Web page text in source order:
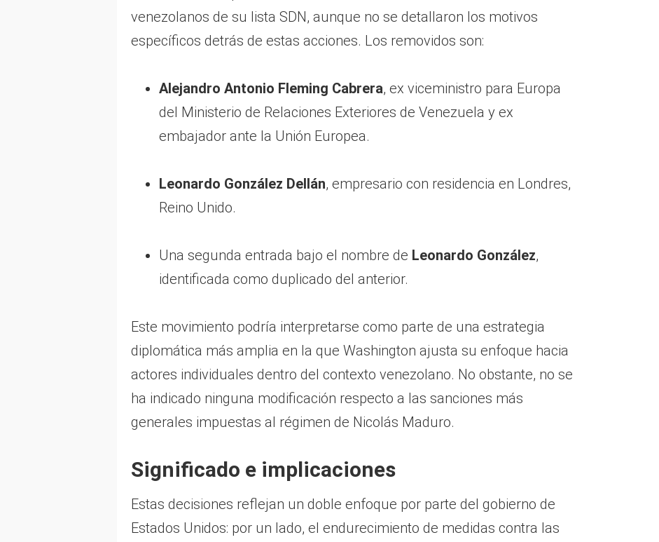
venezolanos de su lista SDN, aunque no se detallaron los motivos
específicos detrás de estas acciones. Los removidos son:
Alejandro Antonio Fleming Cabrera, ex viceministro para Europa
del Ministerio de Relaciones Exteriores de Venezuela y ex
embajador ante la Unión Europea.
Leonardo González Dellán, empresario con residencia en Londres,
Reino Unido.
Una segunda entrada bajo el nombre de Leonardo González,
identificada como duplicado del anterior.
Este movimiento podría interpretarse como parte de una estrategia
diplomática más amplia en la que Washington ajusta su enfoque hacia
actores individuales dentro del contexto venezolano. No obstante, no se
ha indicado ninguna modificación respecto a las sanciones más
generales impuestas al régimen de Nicolás Maduro.
Significado e implicaciones
Estas decisiones reflejan un doble enfoque por parte del gobierno de
Estados Unidos: por un lado, el endurecimiento de medidas contra las